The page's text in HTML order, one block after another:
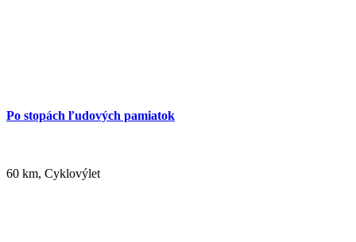
Po stopách ľudových pamiatok
60 km, Cyklovýlet